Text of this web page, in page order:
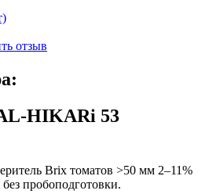
отзыв
HIKARi 53
Brix томатов >50 мм 2–11%
пробоподготовки.